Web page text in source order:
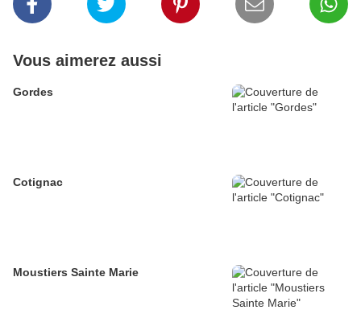
Vous aimerez aussi
Gordes
Cotignac
Moustiers Sainte Marie